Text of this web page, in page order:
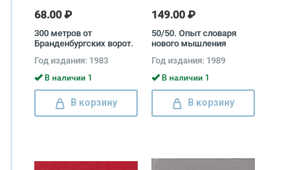
68.00 ₽
300 метров от
Бранденбургских ворот.
Петр Абрасимов
Год издания: 1983
В наличии 1
В корзину
149.00 ₽
50/50. Опыт словаря
нового мышления
Год издания: 1989
В наличии 1
В корзину